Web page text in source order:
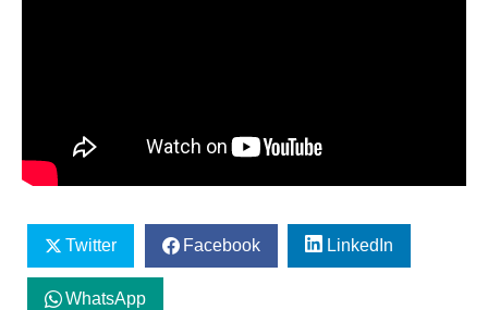
Twitter Facebook LinkedIn
WhatsApp